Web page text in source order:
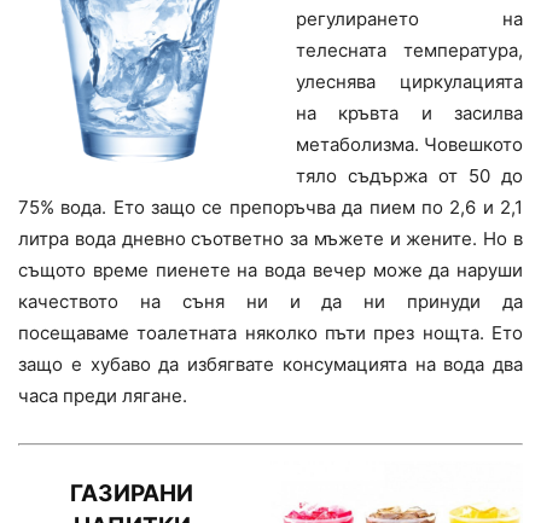
регулирането на
телесната температура,
улеснява циркулацията
на кръвта и засилва
метаболизма. Човешкото
тяло съдържа от 50 до
75% вода. Ето защо се препоръчва да пием по 2,6 и 2,1
литра вода дневно съответно за мъжете и жените. Но в
същото време пиенете на вода вечер може да наруши
качеството на съня ни и да ни принуди да
посещаваме тоалетната няколко пъти през нощта. Ето
защо е хубаво да избягвате консумацията на вода два
часа преди лягане.
ГАЗИРАНИ